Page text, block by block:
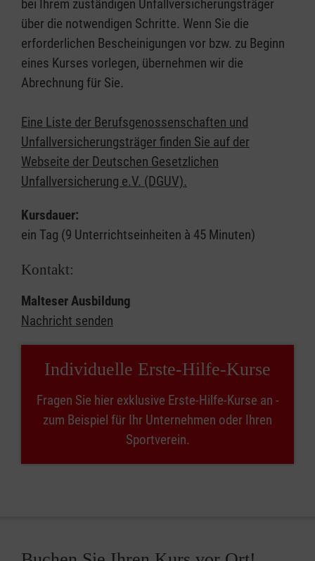
bei Ihrem zuständigen Unfallversicherungsträger
über die notwendigen Schritte. Wenn Sie die
erforderlichen Bescheinigungen vor bzw. zu Beginn
eines Kurses vorlegen, übernehmen wir die
Abrechnung für Sie.
Eine Liste der Berufsgenossenschaften und
Unfallversicherungsträger finden Sie auf der
Webseite der Deutschen Gesetzlichen
Unfallversicherung e.V. (DGUV).
Kursdauer:
ein Tag (9 Unterrichtseinheiten à 45 Minuten)
Kontakt:
Malteser Ausbildung
Nachricht senden
Individuelle Erste-Hilfe-Kurse
Fragen Sie hier exklusive Erste-Hilfe-Kurse an -
zum Beispiel für Ihr Unternehmen oder Ihren
Sportverein.